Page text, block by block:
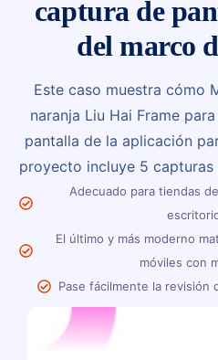
captura de
del marco
Este caso muestra cómo
naranja Liu Hai Frame
pantalla de la aplicación
proyecto incluye 5
Adecuado para tiendas
El último y más moderno
móviles con
Pase fácilmente la revisión